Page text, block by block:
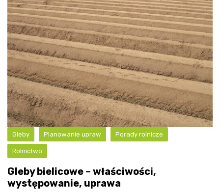
Gleby Planowanie upraw Porady rolnicze
Rolnictwo
Gleby bielicowe – właściwości,
występowanie, uprawa